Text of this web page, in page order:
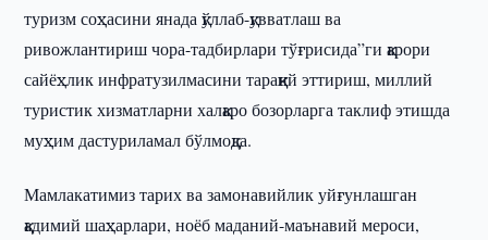
туризм соҳасини янада қўллаб-қувватлаш ва
ривожлантириш чора-тадбирлари тўғрисида”ги қарори
сайёҳлик инфратузилмасини тараққий эттириш, миллий
туристик хизматларни халқаро бозорларга таклиф этишда
муҳим дастуриламал бўлмоқда.
Мамлакатимиз тарих ва замонавийлик уйғунлашган
қадимий шаҳарлари, ноёб маданий-маънавий мероси,